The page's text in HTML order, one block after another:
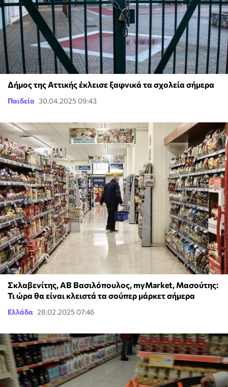
Δήμος της Αττικής έκλεισε ξαφνικά τα σχολεία σήμερα
Παιδεία 30.04.2025 09:43
Σκλαβενίτης, ΑΒ Βασιλόπουλος, myMarket, Μασούτης:
Τι ώρα θα είναι κλειστά τα σούπερ μάρκετ σήμερα
Ελλάδα 28.02.2025 07:46